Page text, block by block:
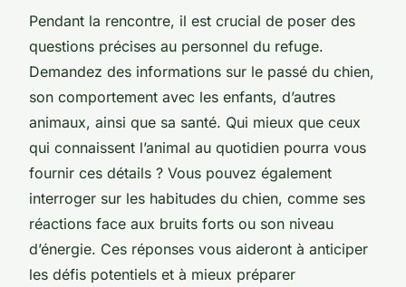
Pendant la rencontre, il est crucial de poser des
questions précises au personnel du refuge.
Demandez des informations sur le passé du chien,
son comportement avec les enfants, d’autres
animaux, ainsi que sa santé. Qui mieux que ceux
qui connaissent l’animal au quotidien pourra vous
fournir ces détails ? Vous pouvez également
interroger sur les habitudes du chien, comme ses
réactions face aux bruits forts ou son niveau
d’énergie. Ces réponses vous aideront à anticiper
les défis potentiels et à mieux préparer